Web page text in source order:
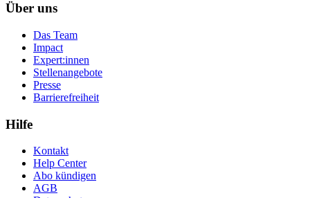
Über uns
Das Team
Impact
Expert:innen
Stellenangebote
Presse
Barrierefreiheit
Hilfe
Kontakt
Help Center
Abo kündigen
AGB